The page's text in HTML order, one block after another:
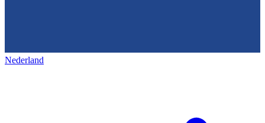
Nederland